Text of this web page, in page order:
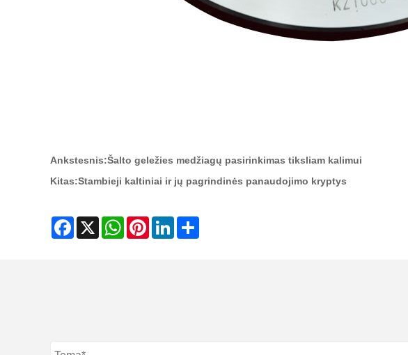
Ankstesnis:Šalto geležies medžiagų pasirinkimas tiksliam kalimui
Kitas:Stambieji kaltiniai ir jų pagrindinės panaudojimo kryptys
Facebook
X WhatsAppPinterestLinkedIn